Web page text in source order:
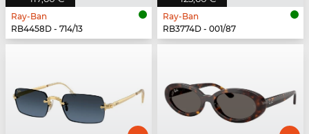
Ray-Ban
RB4458D - 714/13
Ray-Ban
RB3774D - 001/87